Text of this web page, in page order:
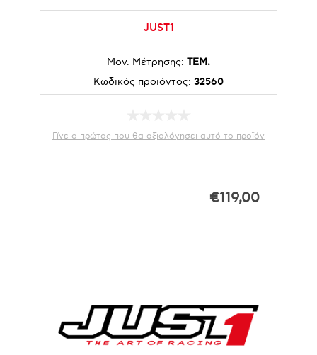
JUST1
Μον. Μέτρησης: ΤΕΜ.
Κωδικός προϊόντος: 32560
Γίνε ο πρώτος που θα αξιολόγησει αυτό το προϊόν
€119,00